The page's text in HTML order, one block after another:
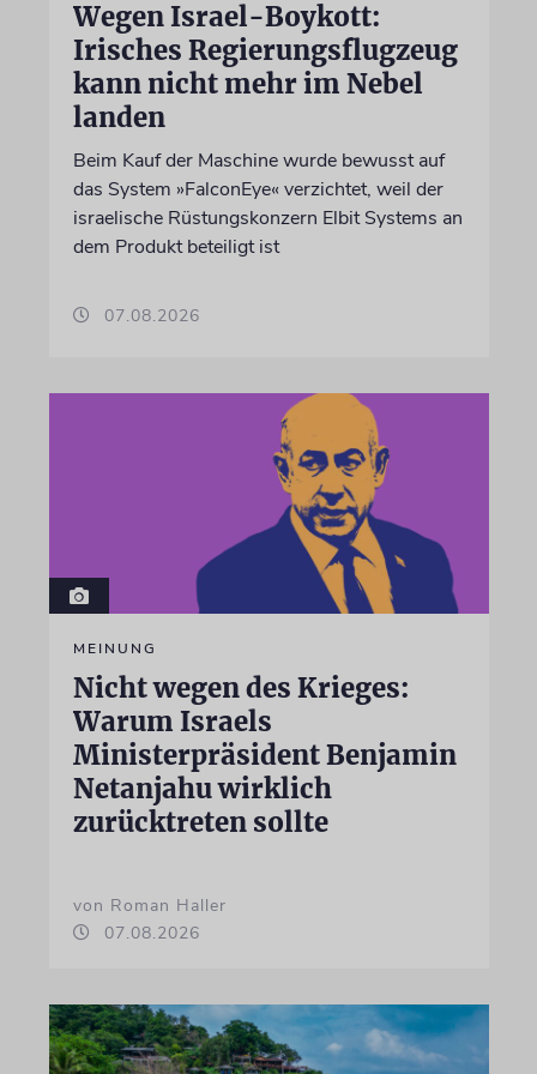
Wegen Israel-Boykott:
Irisches Regierungsflugzeug
kann nicht mehr im Nebel
landen
Beim Kauf der Maschine wurde bewusst auf
das System »FalconEye« verzichtet, weil der
israelische Rüstungskonzern Elbit Systems an
dem Produkt beteiligt ist
07.08.2026
MEINUNG
Nicht wegen des Krieges:
Warum Israels
Ministerpräsident Benjamin
Netanjahu wirklich
zurücktreten sollte
von Roman Haller
07.08.2026